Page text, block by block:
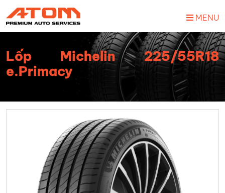
MENU
Lốp Michelin 225/55R18
e.Primacy